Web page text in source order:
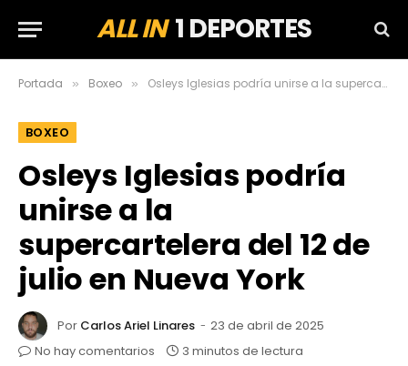
ALL IN1 DEPORTES
Portada » Boxeo » Osleys Iglesias podría unirse a la supercartelera del 12 de julio en Nueva York
BOXEO
Osleys Iglesias podría
unirse a la
supercartelera del 12 de
julio en Nueva York
Por Carlos Ariel Linares
23 de abril de 2025
No hay comentarios
3 minutos de lectura